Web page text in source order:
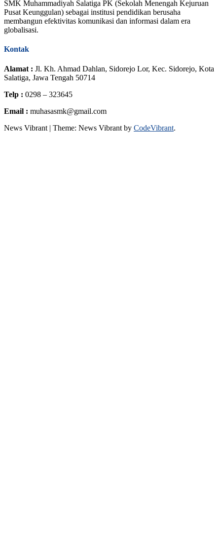
SMK Muhammadiyah Salatiga PK (Sekolah Menengah Kejuruan
Pusat Keunggulan) sebagai institusi pendidikan berusaha
membangun efektivitas komunikasi dan informasi dalam era
globalisasi.
Kontak
Alamat : Jl. Kh. Ahmad Dahlan, Sidorejo Lor, Kec. Sidorejo, Kota
Salatiga, Jawa Tengah 50714
Telp : 0298 – 323645
Email : muhasasmk@gmail.com
News Vibrant | Theme: News Vibrant by CodeVibrant.